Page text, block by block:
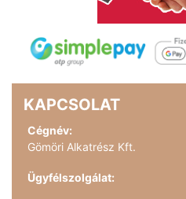
KAPCSOLAT
Cégnév:
Gömöri Alkatrész Kft.
Ügyfélszolgálat: